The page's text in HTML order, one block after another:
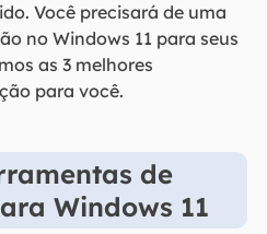
Você precisará de uma
no Windows 11 para seus
as 3 melhores
para você.
de
Windows 11